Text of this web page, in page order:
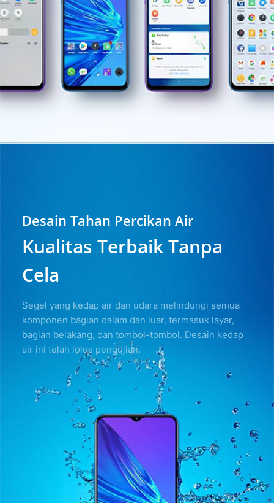
Desain Tahan Percikan Air
Kualitas Terbaik Tanpa
Cela
Segel yang kedap air dan udara melindungi semua
komponen bagian dalam dan luar, termasuk layar,
bagian belakang, dan tombol-tombol. Desain kedap
air ini telah lolos pengujian.